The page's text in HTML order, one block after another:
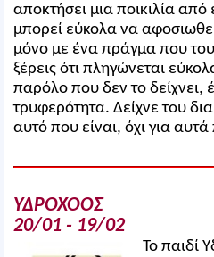
αποκτήσει μια ποικιλία από
μπορεί εύκολα να
μόνο με ένα πράγμα που
ξέρεις ότι πληγώνεται
παρόλο που δεν το δείχνει,
τρυφερότητα. Δείχνε του
αυτό που είναι, όχι για
ΥΔΡΟΧΟΟΣ
20/01 - 19/02
Το παιδί